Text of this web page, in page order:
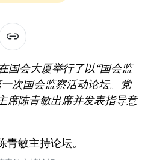
国会大厦举行了以“国会监
次国会监察活动论坛。党
席陈青敏出席并发表指导意